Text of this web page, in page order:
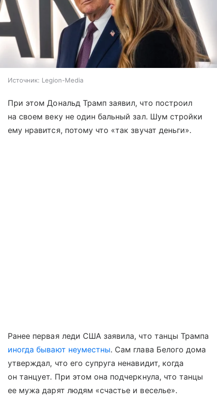
Источник: Legion-Media
При этом Дональд Трамп заявил, что построил
на своем веку не один бальный зал. Шум стройки
ему нравится, потому что «так звучат деньги».
Ранее первая леди США заявила, что танцы Трампа
иногда бывают неуместны. Сам глава Белого дома
утверждал, что его супруга ненавидит, когда
он танцует. При этом она подчеркнула, что танцы
ее мужа дарят людям «счастье и веселье».